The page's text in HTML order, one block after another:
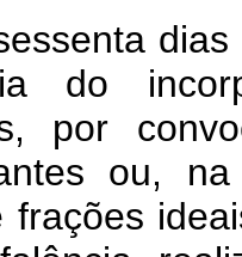
do
por
ou,
frações